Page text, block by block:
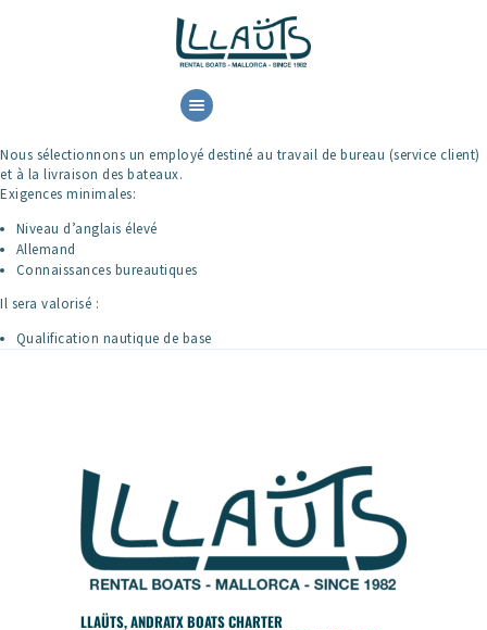
LOCATION
RESERVE
CONTACT
Nous sélectionnons un employé destiné au travail de bureau (service client)
et à la livraison des bateaux.
Exigences minimales:
Niveau d’anglais élevé
Allemand
Connaissances bureautiques
Il sera valorisé :
Qualification nautique de base
LLAÜTS, ANDRATX BOATS CHARTER